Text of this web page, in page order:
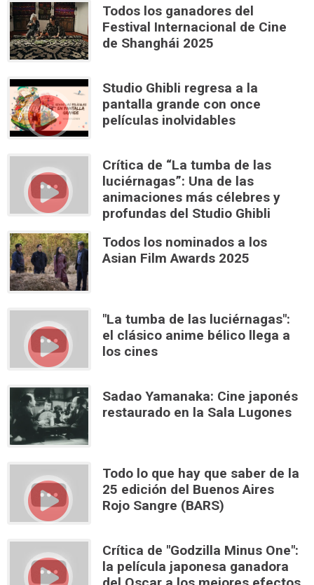
Todos los ganadores del
Festival Internacional de Cine
de Shanghái 2025
Studio Ghibli regresa a la
pantalla grande con once
películas inolvidables
Crítica de “La tumba de las
luciérnagas”: Una de las
animaciones más célebres y
profundas del Studio Ghibli
Todos los nominados a los
Asian Film Awards 2025
"La tumba de las luciérnagas":
el clásico anime bélico llega a
los cines
Sadao Yamanaka: Cine japonés
restaurado en la Sala Lugones
Todo lo que hay que saber de la
25 edición del Buenos Aires
Rojo Sangre (BARS)
Crítica de "Godzilla Minus One":
la película japonesa ganadora